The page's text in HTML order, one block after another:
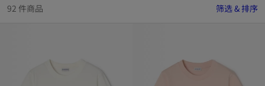
92 件商品 筛选 & 排序